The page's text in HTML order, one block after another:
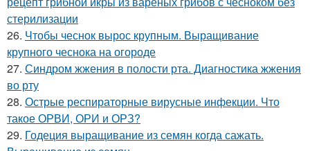
стерилизации
26. Чтобы чеснок вырос крупным. Выращивание
крупного чеснока на огороде
27. Синдром жжения в полости рта. Диагностика жжения
во рту
28. Острые респираторные вирусные инфекции. Что
такое ОРВИ, ОРИ и ОРЗ?
29. Годеция выращивание из семян когда сажать.